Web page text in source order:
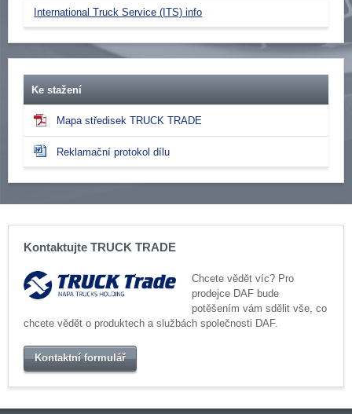
International Truck Service (ITS) info
Ke stažení
Mapa středisek TRUCK TRADE
Reklamační protokol dílu
Kontaktujte TRUCK TRADE
Chcete vědět víc? Pro
prodejce DAF bude
potěšením vám sdělit vše, co
chcete vědět o produktech a službách společnosti DAF.
Kontaktní formulář